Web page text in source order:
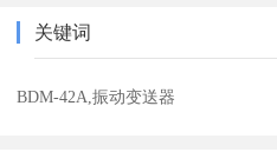
关键词
BDM-42A,振动变送器